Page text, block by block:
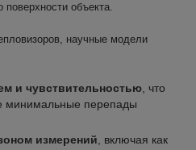
объекта.
научные модели
и чувствительностью , что
минимальные перепады
измерений , включая как